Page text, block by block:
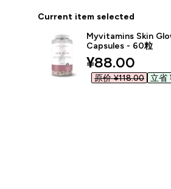
Current item selected
Myvitamins Skin
Capsules - 60粒
discounted
¥88.00‎
原价 ¥118.00‎ 立省